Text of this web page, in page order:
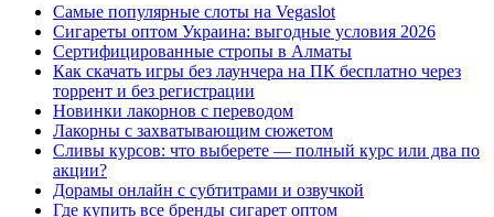
Самые популярные слоты на Vegaslot
Сигареты оптом Украина: выгодные условия 2026
Сертифицированные стропы в Алматы
Как скачать игры без лаунчера на ПК бесплатно через
торрент и без регистрации
Новинки лакорнов с переводом
Лакорны с захватывающим сюжетом
Сливы курсов: что выберете — полный курс или два по
акции?
Дорамы онлайн с субтитрами и озвучкой
Где купить все бренды сигарет оптом